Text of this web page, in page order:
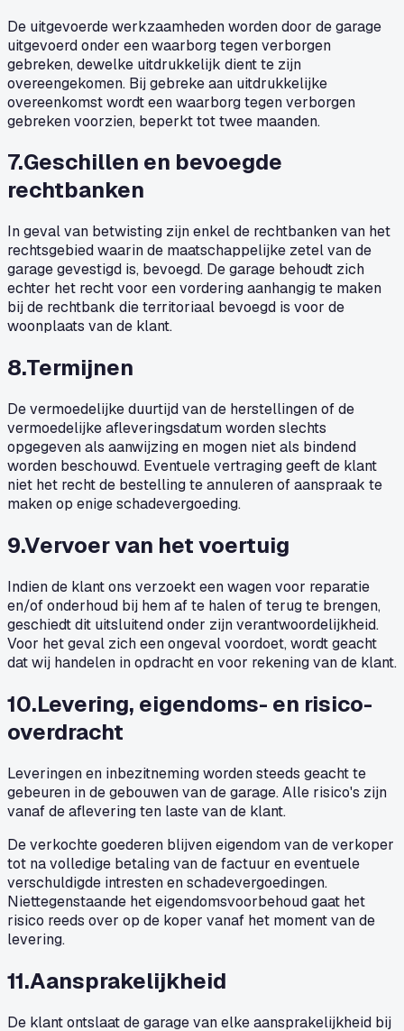
De uitgevoerde werkzaamheden worden door de garage
uitgevoerd onder een waarborg tegen verborgen
gebreken, dewelke uitdrukkelijk dient te zijn
overeengekomen. Bij gebreke aan uitdrukkelijke
overeenkomst wordt een waarborg tegen verborgen
gebreken voorzien, beperkt tot twee maanden.
7.Geschillen en bevoegde
rechtbanken
In geval van betwisting zijn enkel de rechtbanken van het
rechtsgebied waarin de maatschappelijke zetel van de
garage gevestigd is, bevoegd. De garage behoudt zich
echter het recht voor een vordering aanhangig te maken
bij de rechtbank die territoriaal bevoegd is voor de
woonplaats van de klant.
8.Termijnen
De vermoedelijke duurtijd van de herstellingen of de
vermoedelijke afleveringsdatum worden slechts
opgegeven als aanwijzing en mogen niet als bindend
worden beschouwd. Eventuele vertraging geeft de klant
niet het recht de bestelling te annuleren of aanspraak te
maken op enige schadevergoeding.
9.Vervoer van het voertuig
Indien de klant ons verzoekt een wagen voor reparatie
en/of onderhoud bij hem af te halen of terug te brengen,
geschiedt dit uitsluitend onder zijn verantwoordelijkheid.
Voor het geval zich een ongeval voordoet, wordt geacht
dat wij handelen in opdracht en voor rekening van de klant.
10.Levering, eigendoms- en risico-
overdracht
Leveringen en inbezitneming worden steeds geacht te
gebeuren in de gebouwen van de garage. Alle risico's zijn
vanaf de aflevering ten laste van de klant.
De verkochte goederen blijven eigendom van de verkoper
tot na volledige betaling van de factuur en eventuele
verschuldigde intresten en schadevergoedingen.
Niettegenstaande het eigendomsvoorbehoud gaat het
risico reeds over op de koper vanaf het moment van de
levering.
11.Aansprakelijkheid
De klant ontslaat de garage van elke aansprakelijkheid bij